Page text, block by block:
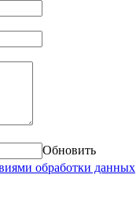
Обновить
обработки данных